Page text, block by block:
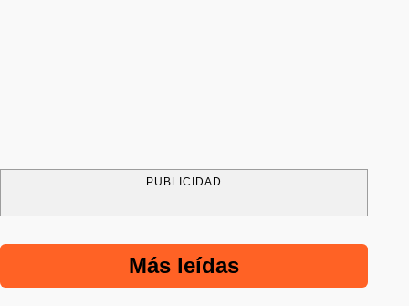
PUBLICIDAD
Más leídas